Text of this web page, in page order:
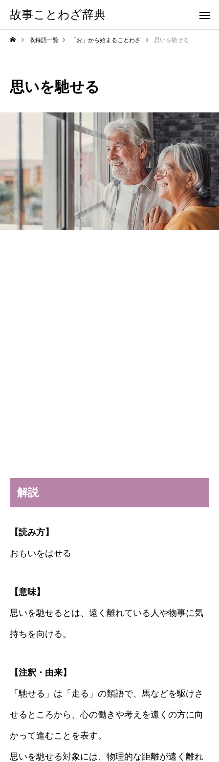
故事ことわざ辞典
収録語一覧 「お」から始まることわざ 思いを馳せる
思いを馳せる
解説
【読み方】
おもいをはせる
【意味】
思いを馳せるとは、遠く離れている人や物事に気
持ちを向ける。
【注釈・由来】
「馳せる」は「走る」の類語で、馬などを駆けさ
せるところから、心の働きや考えを遠くの方に向
かって進むことを表す。
思いを馳せる対象には、物理的な距離が遠く離れ